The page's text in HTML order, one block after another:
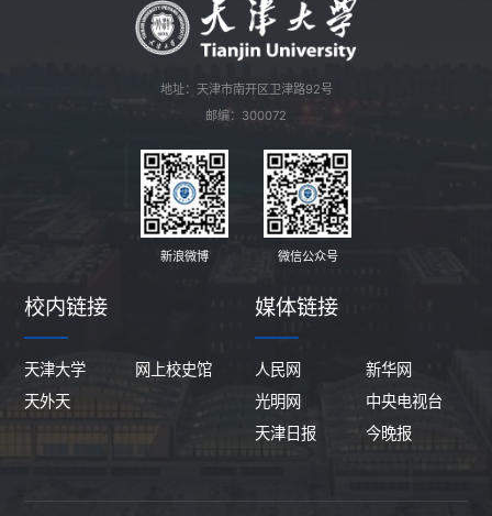
地址：天津市南开区卫津路92号
邮编：300072
新浪微博 微信公众号
校内链接
天津大学
网上校史馆
天外天
媒体链接
人民网
新华网
光明网
中央电视台
天津日报
今晚报